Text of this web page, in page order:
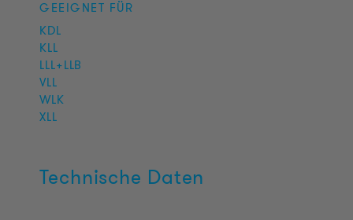
GEEIGNET FÜR
KDL
KLL
LLL+LLB
VLL
WLK
XLL
Technische Daten